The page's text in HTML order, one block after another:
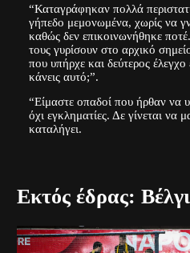
“Καταγράφηκαν πολλά
γήπεδο μεμονωμένα, χωρίς να
καθώς δεν επικοινωνήθηκε
τους γυρίσουν στο αρχικό
που υπήρχε και δεύτερος
κάνεις αυτό;”.
“Είμαστε οπαδοί που ήρθαν να
όχι εγκληματίες. Δε γίνεται να
καταλήγει.
Εκτός έδρας: